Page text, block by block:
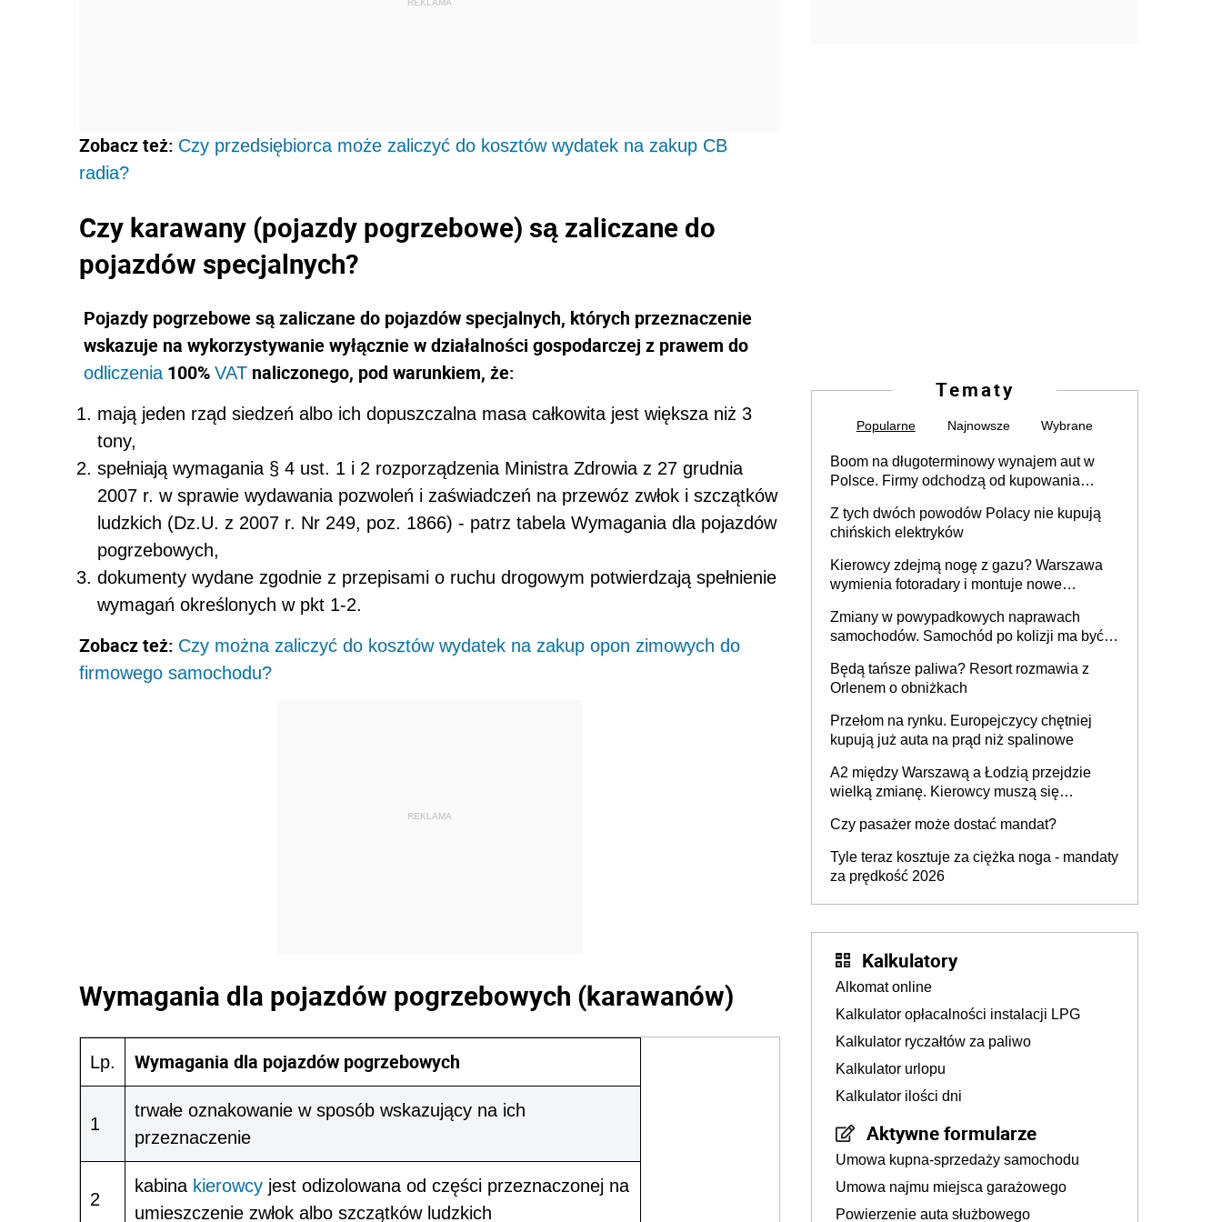
REKLAMA
Zobacz też: Czy przedsiębiorca może zaliczyć do kosztów wydatek na zakup CB
radia?
Czy karawany (pojazdy pogrzebowe) są zaliczane do
pojazdów specjalnych?
Pojazdy pogrzebowe są zaliczane do pojazdów specjalnych, których przeznaczenie
wskazuje na wykorzy­stywanie wyłącznie w działalności gospodarczej z prawem do
odliczenia100%VAT naliczonego, pod warun­kiem, że:
mają jeden rząd siedzeń albo ich dopuszczalna masa całkowita jest większa niż 3
tony,
spełniają wymagania § 4 ust. 1 i 2 rozporządzenia Ministra Zdrowia z 27 grudnia
2007 r. w sprawie wyda­wania pozwoleń i zaświadczeń na przewóz zwłok i szczątków
ludzkich (Dz.U. z 2007 r. Nr 249, poz. 1866) - patrz tabela Wymagania dla pojazdów
pogrzebowych,
dokumenty wydane zgodnie z przepisami o ruchu drogowym potwierdzają spełnienie
wymagań określo­nych w pkt 1-2.
Zobacz też: Czy można zaliczyć do kosztów wydatek na zakup opon zimowych do
firmowego samochodu?
REKLAMA
Wymagania dla pojazdów pogrzebowych (karawanów)
Lp. Wymagania dla pojazdów pogrzebowych
1
trwałe oznakowanie w sposób wskazujący na ich
przeznaczenie
2
kabina kierowcy jest odizolowana od części przeznaczonej na
umieszczenie zwłok albo szczątków ludzkich
Tematy
Popularne Najnowsze Wybrane
Boom na długoterminowy wynajem aut w
Polsce. Firmy odchodzą od kupowania
Z tych dwóch powodów Polacy nie kupują
chińskich elektryków
Kierowcy zdejmą nogę z gazu? Warszawa
wymienia fotoradary i montuje nowe
Zmiany w powypadkowych naprawach
samochodów. Samochód po kolizji ma być
technologią producenta
Będą tańsze paliwa? Resort rozmawia z
Orlenem o obniżkach
Przełom na rynku. Europejczycy chętniej
kupują już auta na prąd niż spalinowe
A2 między Warszawą a Łodzią przejdzie
wielką zmianę. Kierowcy muszą się
Czy pasażer może dostać mandat?
Tyle teraz kosztuje za ciężka noga - mandaty
za prędkość 2026
Kalkulatory
Alkomat online
Kalkulator opłacalności instalacji LPG
Kalkulator ryczałtów za paliwo
Kalkulator urlopu
Kalkulator ilości dni
Aktywne formularze
Umowa kupna-sprzedaży samochodu
Umowa najmu miejsca garażowego
Powierzenie auta służbowego